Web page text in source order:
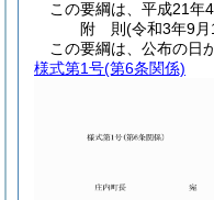
この要綱は、平成21年
附 則(令和3年9月
この要綱は、公布の日
様式第1号(第6条関係)